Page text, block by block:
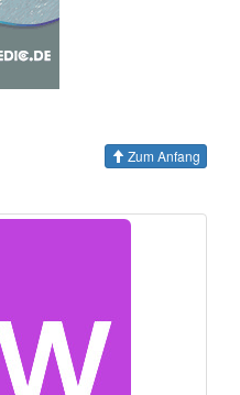
Zum Anfang